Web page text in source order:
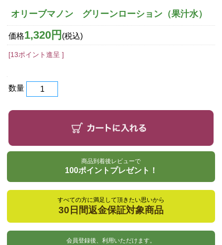
オリーブマノン グリーンローション（果汁水）
価格1,320円 (税込)
[13ポイント進呈 ]
数量
商品到着後レビューで
100ポイントプレゼント！
すべての方に満足して頂きたい思いから
30日間返金保証対象商品
会員登録後、利用いただけます。